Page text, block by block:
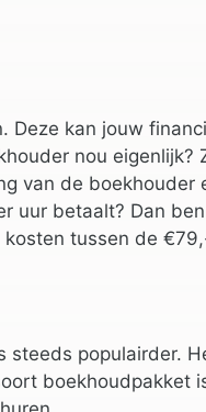
kan jouw
nou eigenlijk?
van de boekhouder
uur betaalt? Dan
tussen de
populairder.
boekhoudpakket